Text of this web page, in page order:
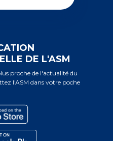
DE L'ASM
proche de l'actualité du
l'ASM dans votre poche